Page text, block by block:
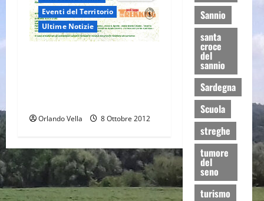
Eventi del Territorio
Ultime Notizie
Orlando Vella 8 Ottobre 2012
Sannio
santa
croce
del
sannio
Sardegna
Scuola
streghe
tumore
del
seno
turismo